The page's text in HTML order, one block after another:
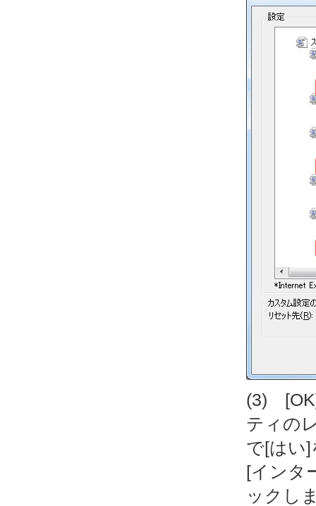
(3)
ティの
で[はい
[インタ
ックし